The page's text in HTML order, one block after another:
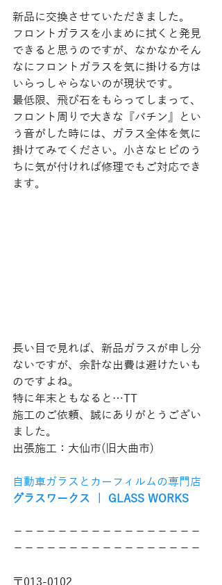
新品に交換させていただきました。
フロントガラスを小まめに拭くと発見
できると思うのですが、なかなかそん
なにフロントガラスを気に掛ける方は
いらっしゃらないのが現状です。
最低限、飛び石をもらってしまって、
フロント周りで大きな『バチン』とい
う音がした時には、ガラス全体を気に
掛けてみてください。小さなヒビのう
ちに気が付ければ修理でもご対応でき
ます。
長い目で見れば、新品ガラスが申し分
ないですが、余計な出費は避けたいも
のですよね。
特に年末ともなると…TT
施工のご依頼、誠にありがとうござい
ました。
出張施工：大仙市(旧大曲市)
自動車ガラスとカーフィルムの専門店
グラスワークス ｜ GLASS WORKS
−−−−−−−−−−−−−−−−−
−−−−−−−−−−−−−−−−−
〒013-0102